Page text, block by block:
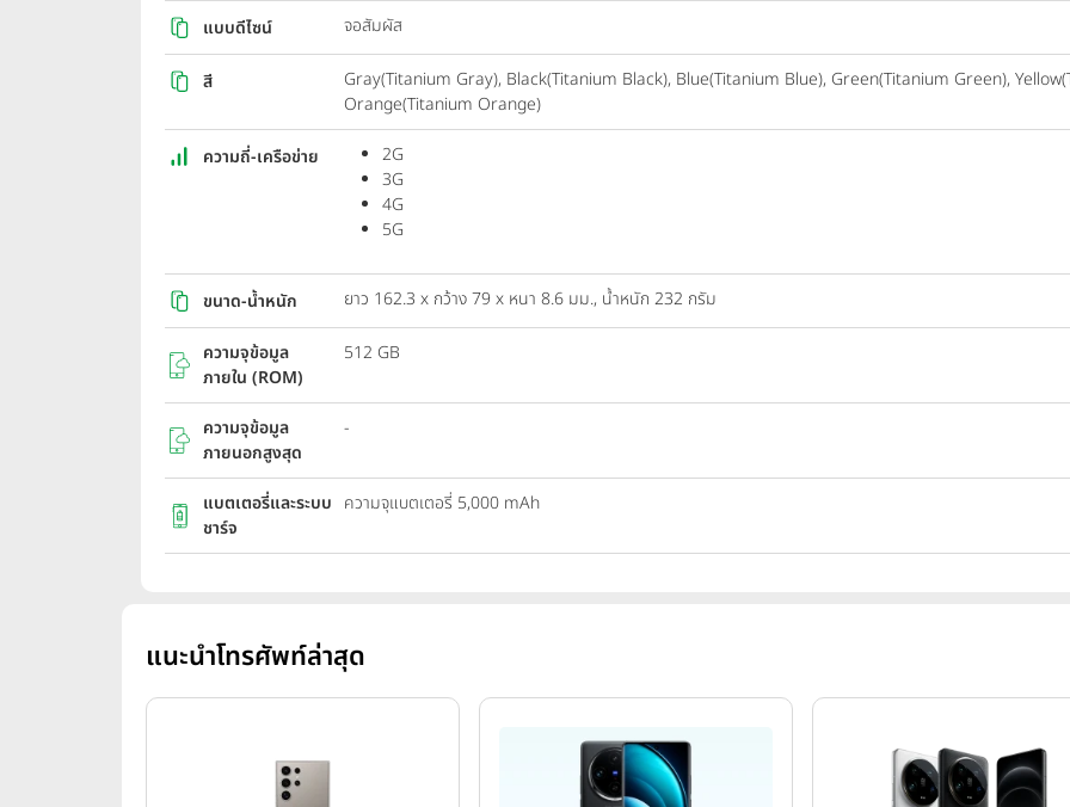
แบบดีไซน์ จอสัมผัส
สี
Gray(Titanium Gray), Black(Titanium Black), Blue(Titanium Blue), Green(Titanium Green),
Orange(Titanium Orange)
ความถี่-เครือข่าย
2G
3G
4G
5G
ขนาด-น้ำหนัก ยาว 162.3 x กว้าง 79 x หนา 8.6 มม., น้ำหนัก 232 กรัม
ความจุข้อมูล
ภายใน (ROM)
512 GB
ความจุข้อมูล
ภายนอกสูงสุด
-
แบตเตอรี่และระบบ
ชาร์จ
ความจุแบตเตอรี่ 5,000 mAh
แนะนำโทรศัพท์ล่าสุด